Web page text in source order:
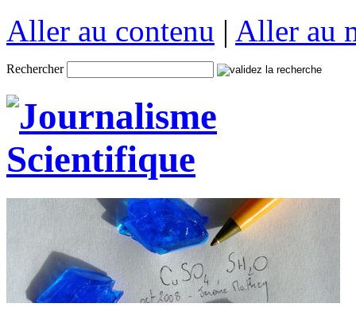
Aller au contenu | Aller au
Rechercher